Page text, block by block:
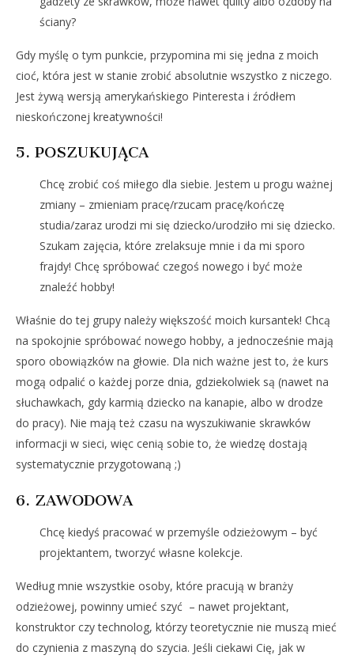
ściany?
Gdy myślę o tym punkcie, przypomina mi się jedna z moich
cioć, która jest w stanie zrobić absolutnie wszystko z niczego.
Jest żywą wersją amerykańskiego Pinteresta i źródłem
nieskończonej kreatywności!
5. POSZUKUJĄCA
Chcę zrobić coś miłego dla siebie. Jestem u progu ważnej
zmiany – zmieniam pracę/rzucam pracę/kończę
studia/zaraz urodzi mi się dziecko/urodziło mi się dziecko.
Szukam zajęcia, które zrelaksuje mnie i da mi sporo
frajdy! Chcę spróbować czegoś nowego i być może
znaleźć hobby!
Właśnie do tej grupy należy większość moich kursantek! Chcą
na spokojnie spróbować nowego hobby, a jednocześnie mają
sporo obowiązków na głowie. Dla nich ważne jest to, że kurs
mogą odpalić o każdej porze dnia, gdziekolwiek są (nawet na
słuchawkach, gdy karmią dziecko na kanapie, albo w drodze
do pracy). Nie mają też czasu na wyszukiwanie skrawków
informacji w sieci, więc cenią sobie to, że wiedzę dostają
systematycznie przygotowaną ;)
6. ZAWODOWA
Chcę kiedyś pracować w przemyśle odzieżowym – być
projektantem, tworzyć własne kolekcje.
Według mnie wszystkie osoby, które pracują w branży
odzieżowej, powinny umieć szyć – nawet projektant,
konstruktor czy technolog, którzy teoretycznie nie muszą mieć
do czynienia z maszyną do szycia. Jeśli ciekawi Cię, jak w